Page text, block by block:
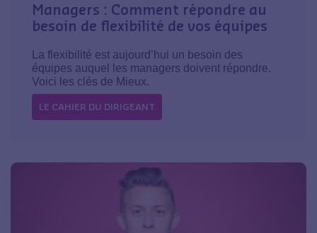
Managers : Comment répondre au
besoin de flexibilité de vos équipes
La flexibilité est aujourd’hui un besoin des
équipes auquel les managers doivent répondre.
Voici les clés de Mieux.
LE CAHIER DU DIRIGEANT